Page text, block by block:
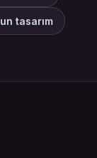
tasarım